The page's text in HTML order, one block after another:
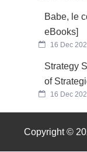
Babe, le
eBooks]
16 Dec
Strategy
of
16 Dec
Copyright ©